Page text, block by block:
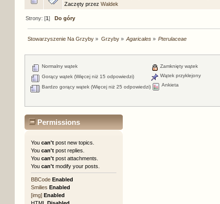
Zaczęty przez Waldek
Strony: [1]Do góry
Stowarzyszenie Na Grzyby » Grzyby» Agaricales» Pterulaceae
Normalny wątek
Gorący wątek (Więcej niż 15 odpowiedzi)
Bardzo gorący wątek (Więcej niż 25 odpowiedzi)
Zamknięty wątek
Wątek przyklejony
Ankieta
Permissions
You can'tpost new topics.
You can'tpost replies.
You can'tpost attachments.
You can'tmodify your posts.
BBCode Enabled
Smilies Enabled
[img] Enabled